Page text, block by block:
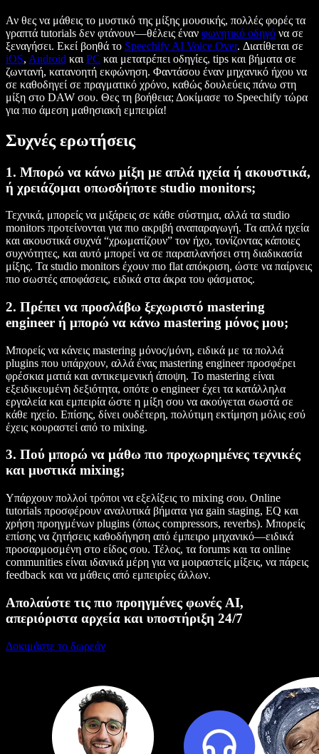
Αν θες να μάθεις το μυστικό της μίξης μουσικής, πολλές φορές τα
γραπτά tutorials δεν φτάνουν—θέλεις έναν φωνητικό οδηγό να σε
ξεναγήσει. Εκεί βοηθά το Speechify AI Voice Over. Διατίθεται σε
iOS, Android και PC και μετατρέπει οδηγίες, tips και βήματα σε
ζωντανή, κατανοητή εκφώνηση. Φαντάσου έναν μηχανικό ήχου να
σε καθοδηγεί σε πραγματικό χρόνο, καθώς δουλεύεις πάνω στη
μίξη στο DAW σου. Θες τη βοήθεια; Δοκίμασε το Speechify τώρα
για πιο άμεση μαθησιακή εμπειρία!
Συχνές ερωτήσεις
1. Μπορώ να κάνω μίξη με απλά ηχεία ή ακουστικά,
ή χρειάζομαι οπωσδήποτε studio monitors;
Τεχνικά, μπορείς να μιξάρεις σε κάθε σύστημα, αλλά τα studio
monitors προτείνονται για πιο ακριβή αναπαραγωγή. Τα απλά ηχεία
και ακουστικά συχνά “χρωματίζουν” τον ήχο, τονίζοντας κάποιες
συχνότητες, και αυτό μπορεί να σε παραπλανήσει στη διαδικασία
μίξης. Τα studio monitors έχουν πιο flat απόκριση, ώστε να παίρνεις
πιο σωστές αποφάσεις, ειδικά στα άκρα του φάσματος.
2. Πρέπει να προσλάβω ξεχωριστό mastering
engineer ή μπορώ να κάνω mastering μόνος μου;
Μπορείς να κάνεις mastering μόνος/μόνη, ειδικά με τα πολλά
plugins που υπάρχουν, αλλά ένας mastering engineer προσφέρει
φρέσκια ματιά και αντικειμενική άποψη. Το mastering είναι
εξειδικευμένη δεξιότητα, οπότε ο engineer έχει τα κατάλληλα
εργαλεία και εμπειρία ώστε η μίξη σου να ακούγεται σωστά σε
κάθε ηχείο. Επίσης, δίνει ουδέτερη, πολύτιμη εκτίμηση μόλις εσύ
έχεις κουραστεί από το mixing.
3. Πού μπορώ να μάθω πιο προχωρημένες τεχνικές
και μυστικά mixing;
Υπάρχουν πολλοί τρόποι να εξελίξεις το mixing σου. Online
tutorials προσφέρουν αναλυτικά βήματα για gain staging, EQ και
χρήση προηγμένων plugins (όπως compressors, reverbs). Μπορείς
επίσης να ζητήσεις καθοδήγηση από έμπειρο μηχανικό—ειδικά
προσαρμοσμένη στο είδος σου. Τέλος, τα forums και τα online
communities είναι ιδανικά μέρη για να μοιραστείς μίξεις, να πάρεις
feedback και να μάθεις από εμπειρίες άλλων.
Απολαύστε τις πιο προηγμένες φωνές AI,
απεριόριστα αρχεία και υποστήριξη 24/7
Δοκιμάστε το δωρεάν